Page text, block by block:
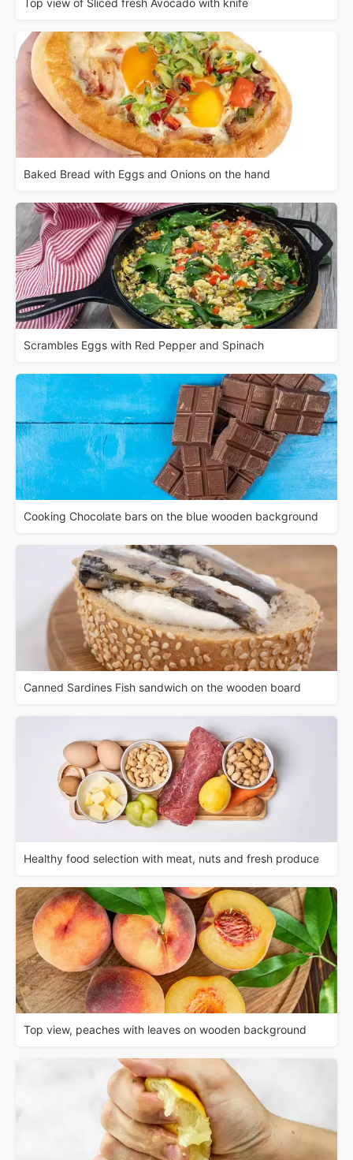
Top view of Sliced fresh Avocado with knife
Baked Bread with Eggs and Onions on the hand
Scrambles Eggs with Red Pepper and Spinach
Cooking Chocolate bars on the blue wooden background
Canned Sardines Fish sandwich on the wooden board
Healthy food selection with meat, nuts and fresh produce
Top view, peaches with leaves on wooden background